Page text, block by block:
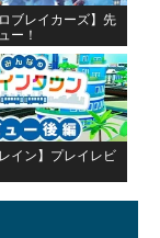
ブレイカーズ】先
ー！
イン】プレイレビ